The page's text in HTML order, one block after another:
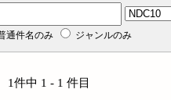
通件名のみ ジャンルのみ
1件中 1 - 1 件目